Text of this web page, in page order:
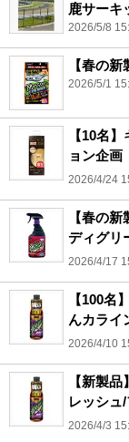
鹿サーキ
2026/5/8
【春の
2026/5/1
【10名
ョン企画
2026/4/24
【春の
ディグリ
2026/4/17
【100名
んカライ
2026/4/10
【新製
レッシュ
2026/4/3